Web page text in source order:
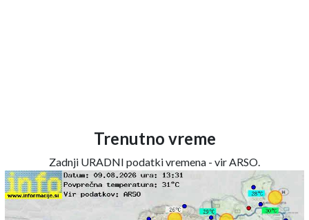
Trenutno vreme
Zadnji URADNI podatki vremena - vir ARSO.